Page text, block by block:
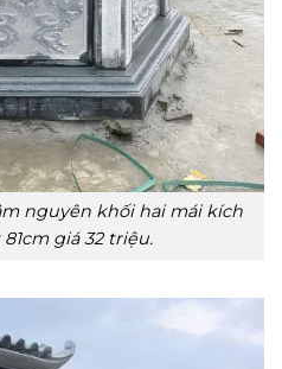
nguyên khối hai mái kích
giá 32 triệu.